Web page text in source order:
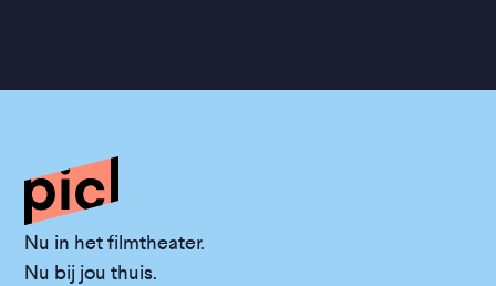
Nu in het filmtheater.
Nu bij jou thuis.